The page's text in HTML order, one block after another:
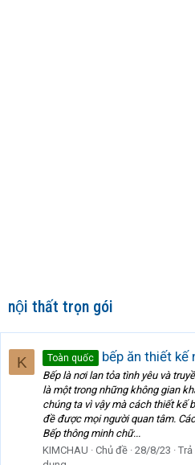
nội thất trọn gói
K Toàn quốc bếp ăn thiết
Bếp là nơi lan tỏa tình yêu và
là một trong những không gian
chúng ta vì vậy mà cách thiết kế
đề được mọi người quan tâm.
Bếp thông minh chữ...
KIMCHAU
Chủ đề 28/8/23 Trả